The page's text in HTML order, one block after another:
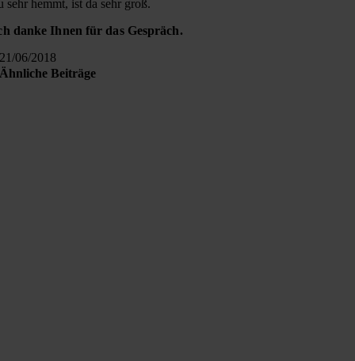
sehr hemmt, ist da sehr groß.
danke Ihnen für das Gespräch.
21/06/2018
Ähnliche Beiträge